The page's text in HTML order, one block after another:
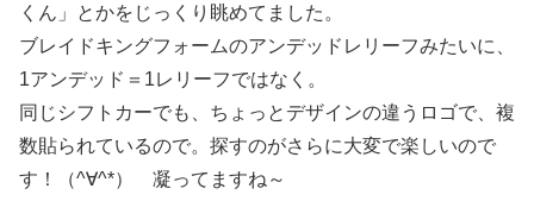
くん」とかをじっくり眺めてました。
ブレイドキングフォームのアンデッドレリーフみたいに、
1アンデッド＝1レリーフではなく。
同じシフトカーでも、ちょっとデザインの違うロゴで、複
数貼られているので。探すのがさらに大変で楽しいので
す！（^∀^*） 凝ってますね～